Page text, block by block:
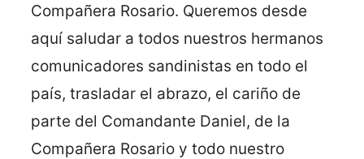
Compañera Rosario. Queremos desde
aquí saludar a todos nuestros hermanos
comunicadores sandinistas en todo el
país, trasladar el abrazo, el cariño de
parte del Comandante Daniel, de la
Compañera Rosario y todo nuestro